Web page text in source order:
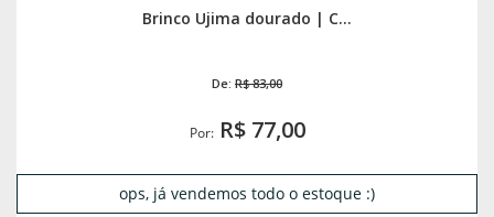
Brinco Ujima dourado | C...
De: R$ 83,00
Por:R$ 77,00
ops, já vendemos todo o estoque :)